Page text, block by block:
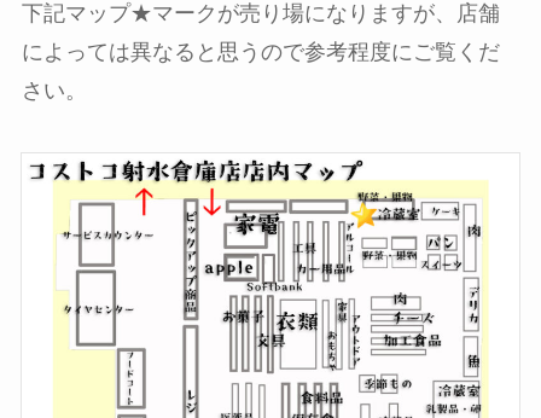
下記マップ★マークが売り場になりますが、店舗
によっては異なると思うので参考程度にご覧くだ
さい。